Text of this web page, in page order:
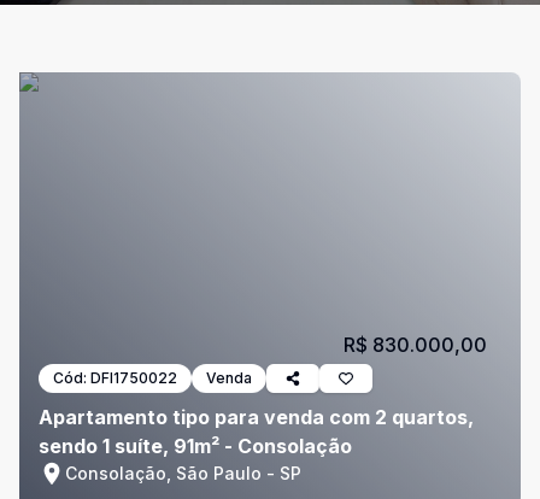
Cód: DFI1750022 Venda
Apartamento tipo para venda com 2 quartos,
sendo 1 suíte, 91m² - Consolação
Consolação, São Paulo - SP
R$ 830.000,00